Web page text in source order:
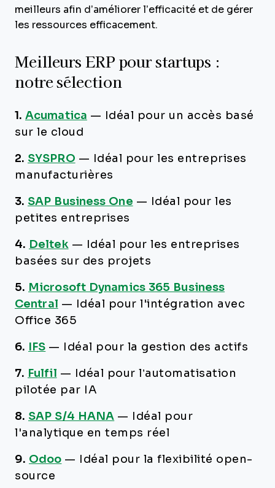
meilleurs afin d’améliorer l’efficacité et de gérer
les ressources efficacement.
Meilleurs ERP pour startups :
notre sélection
1. Acumatica —
Idéal pour un accès basé
sur le cloud
2. SYSPRO —
Idéal pour les entreprises
manufacturières
3. SAP Business One —
Idéal pour les
petites entreprises
4. Deltek —
Idéal pour les entreprises
basées sur des projets
5. Microsoft Dynamics 365 Business
Central —
Idéal pour l'intégration avec
Office 365
6. IFS — Idéal pour la gestion des actifs
7. Fulfil —
Idéal pour l’automatisation
pilotée par IA
8. SAP S/4 HANA —
Idéal pour
l'analytique en temps réel
9. Odoo —
Idéal pour la flexibilité open-
source